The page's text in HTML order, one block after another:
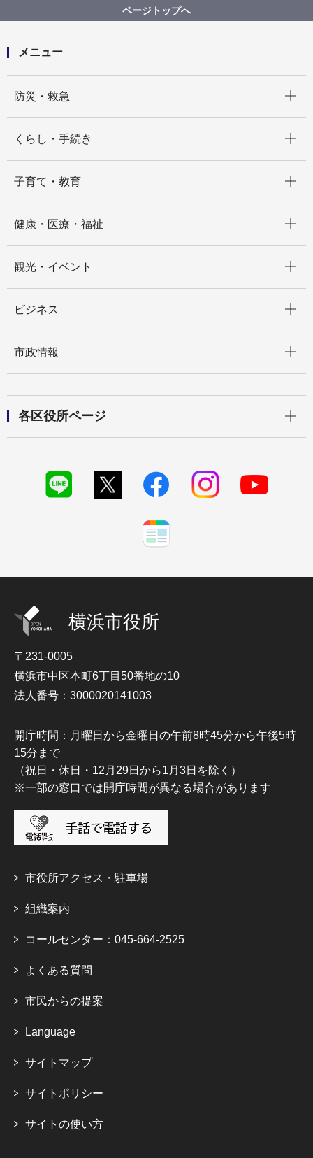
建物の耐震化支援
耐震性に係る認定
「あん震マーク」認定建築物一覧
ページトップへ
メニュー
防災・救急
くらし・手続き
子育て・教育
健康・医療・福祉
観光・イベント
ビジネス
市政情報
各区役所ページ
横浜市役所
〒231-0005
横浜市中区本町6丁目50番地の10
法人番号：3000020141003
開庁時間：月曜日から金曜日の午前8時45分から午後5時
15分まで
（祝日・休日・12月29日から1月3日を除く）
※一部の窓口では開庁時間が異なる場合があります
市役所アクセス・駐車場
組織案内
コールセンター：045-664-2525
よくある質問
市民からの提案
Language
サイトマップ
サイトポリシー
サイトの使い方